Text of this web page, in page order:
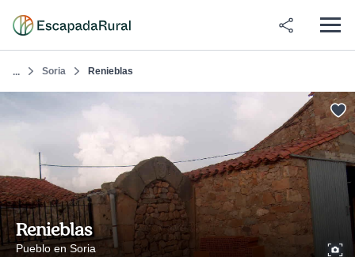
... Soria Renieblas
Renieblas
Pueblo en Soria